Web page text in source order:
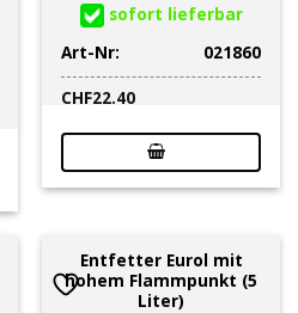
sofort lieferbar
Art-Nr:
021860
CHF22.40
Entfetter Eurol mit
hohem Flammpunkt (5
Liter)